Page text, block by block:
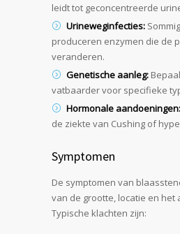
leidt tot geconcentreerde
Urineweginfecties:
produceren enzymen die de
veranderen.
Genetische aanleg:
vatbaarder voor specifieke
Hormonale aandoeningen:
de ziekte van Cushing of
Symptomen
De symptomen van
van de grootte, locatie en het
Typische klachten zijn: